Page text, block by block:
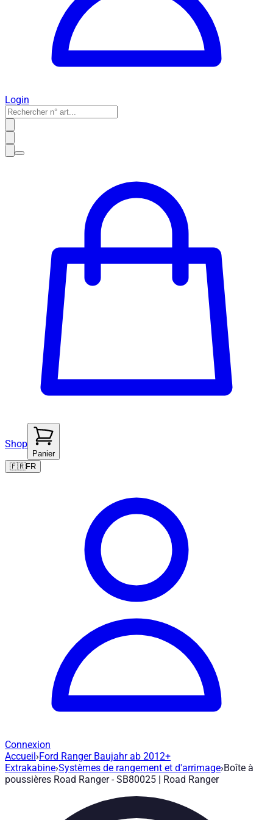
Login
Shop
Panier
🇫🇷FR
Connexion
Boîte à poussières Road Ranger -
Marque: Road Ranger® |
Accueil›Ford Ranger Baujahr ab 2012+
Extrakabine›Systèmes de rangement et d'arrimage›Boîte à
poussières Road Ranger - SB80025 | Road Ranger